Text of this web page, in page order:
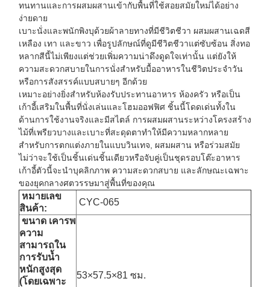
ทนทานและการผสมผสานเข้ากับพื้นที่ใช้สอยสมัยใหม่ได้อย่าง
ง่ายดาย
เบาะนั่งและพนักพิงบุด้วยผ้าลายทางที่มีชีวิตชีวา ผสมผสานเฉดสี
เหลือง เทา และขาว เพื่อรูปลักษณ์ที่ดูมีชีวิตชีวาแต่ซับซ้อน สิ่งทอ
หลากสีนี้ไม่เพียงแต่ช่วยเพิ่มความน่าดึงดูดใจเท่านั้น แต่ยังให้
ความสะดวกสบายในการนั่งสำหรับมื้ออาหารในชีวิตประจำวัน
หรือการสังสรรค์แบบสบายๆ อีกด้วย
เหมาะอย่างยิ่งสำหรับห้องรับประทานอาหาร ห้องครัว หรือเป็น
เก้าอี้เสริมในพื้นที่นั่งเล่นและโฮมออฟฟิศ ชิ้นนี้โดดเด่นทั้งใน
ด้านการใช้งานจริงและมีสไตล์ การผสมผสานระหว่างโครงสร้าง
ไม้ที่เพรียวบางและเบาะที่สะดุดตาทำให้มีความหลากหลาย
สำหรับการตกแต่งภายในแบบวินเทจ, ผสมผสาน หรือร่วมสมัย
ไม่ว่าจะใช้เป็นชิ้นเด่นชิ้นเดียวหรือจับคู่เป็นชุดรอบโต๊ะอาหาร
เก้าอี้ตัวนี้จะนำบุคลิกภาพ ความสะดวกสบาย และลักษณะเฉพาะ
ของยุคกลางศตวรรษมาสู่พื้นที่ของคุณ
หมายเลข
สินค้า:
CYC-065
ขนาด เคารพ
ความ
สามารถใน
การรับน้ำ
หนักสูงสุด
(โดยเฉพาะ
53×57.5×81 ซม.